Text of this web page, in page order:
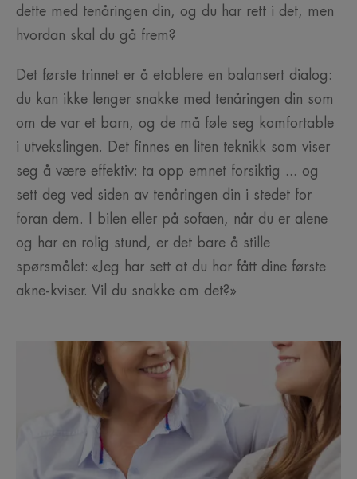
dette med tenåringen din, og du har rett i det, men
hvordan skal du gå frem?
Det første trinnet er å etablere en balansert dialog:
du kan ikke lenger snakke med tenåringen din som
om de var et barn, og de må føle seg komfortable
i utvekslingen. Det finnes en liten teknikk som viser
seg å være effektiv: ta opp emnet forsiktig ... og
sett deg ved siden av tenåringen din i stedet for
foran dem. I bilen eller på sofaen, når du er alene
og har en rolig stund, er det bare å stille
spørsmålet: «Jeg har sett at du har fått dine første
akne-kviser. Vil du snakke om det?»